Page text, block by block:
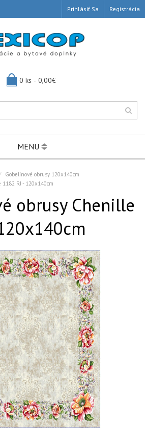
Prihlásiť Sa Registrácia
0 ks - 0,00€
MENU
Gobelínové obrusy 120x140cm
RJ - 120x140cm
obrusy Chenille